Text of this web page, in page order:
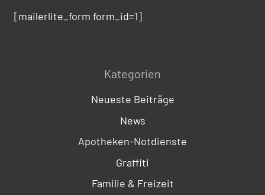
[mailerlite_form form_id=1]
Kategorien
Neueste Beiträge
News
Apotheken-Notdienste
Graffiti
Familie & Freizeit